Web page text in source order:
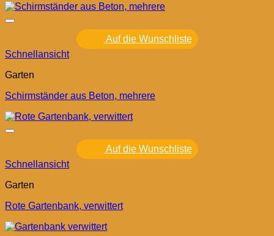
Auf die Wunschliste
Schnellansicht
Garten
Schirmständer aus Beton, mehrere
Auf die Wunschliste
Schnellansicht
Garten
Rote Gartenbank, verwittert